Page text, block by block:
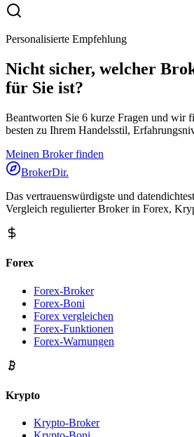
Personalisierte Empfehlung
Nicht sicher, welcher
für Sie ist?
Beantworten Sie 6 kurze Fragen und wir
besten zu Ihrem Handelsstil,
Meinen Broker finden
BrokerDir.
Das vertrauenswürdigste und
Vergleich regulierter Broker in Forex,
Forex
Forex-Broker
Forex-Boni
Forex vergleichen
Forex-Funktionen
Forex-Warnungen
Krypto
Krypto-Broker